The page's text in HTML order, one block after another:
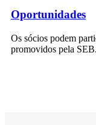
Oportunidades
Os sócios podem
promovidos pela SEB.